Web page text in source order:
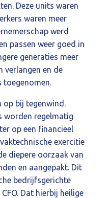
Deze units waren
waren meer
werd
passen weer goed in
generaties meer
verlangen en de
toegenomen.
op bij tegenwind.
worden regelmatig
op een financieel
exercitie
diepere oorzaak van
en aangepakt. Dit
bedrijfsgerichte
Dat hierbij heilige